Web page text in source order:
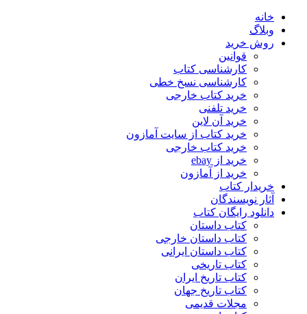
خانه
وبلاگ
روش خرید
قوانین
کارشناسی کتاب
کارشناسی نسخ خطی
خرید کتاب خارجی
خرید تلفنی
خرید آن لاین
خرید کتاب از سایت آمازون
خرید کتاب خارجی
خرید از ebay
خرید از آمازون
خریدار کتاب
آثار نویسندگان
دانلود رایگان کتاب
کتاب داستان
کتاب داستان خارجی
کتاب داستان ایرانی
کتاب تاریخی
کتاب تاریخ ایران
کتاب تاریخ جهان
مجلات قدیمی